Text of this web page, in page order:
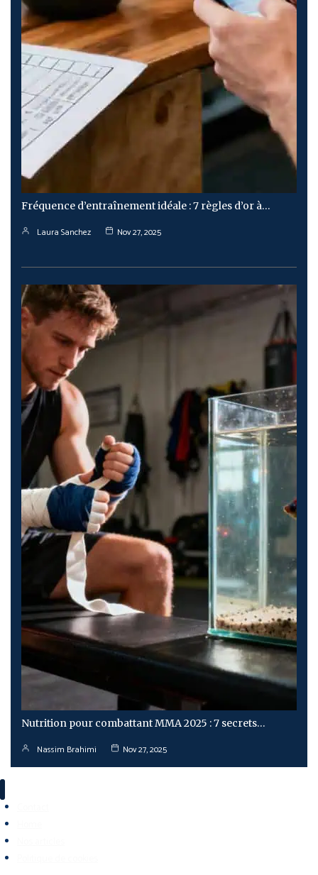
Fréquence d’entraînement idéale : 7 règles d’or à…
Laura Sanchez Nov 27, 2025
Nutrition pour combattant MMA 2025 : 7 secrets…
Nassim Brahimi Nov 27, 2025